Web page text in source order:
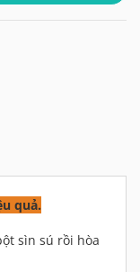
quả.
sìn sú rồi hòa